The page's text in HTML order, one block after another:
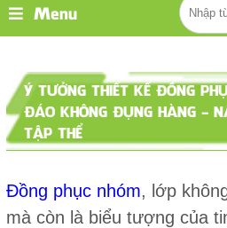
Menu
Ý TƯỞNG THIẾT KẾ ĐỒNG
ĐÁO KHÔNG ĐỤNG HÀNG -
TẬP THỂ
Đồng phục nhóm, lớp
mà còn là biểu tượng của